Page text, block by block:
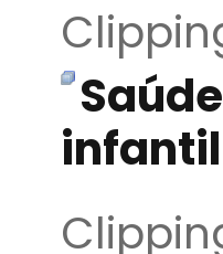
infantil